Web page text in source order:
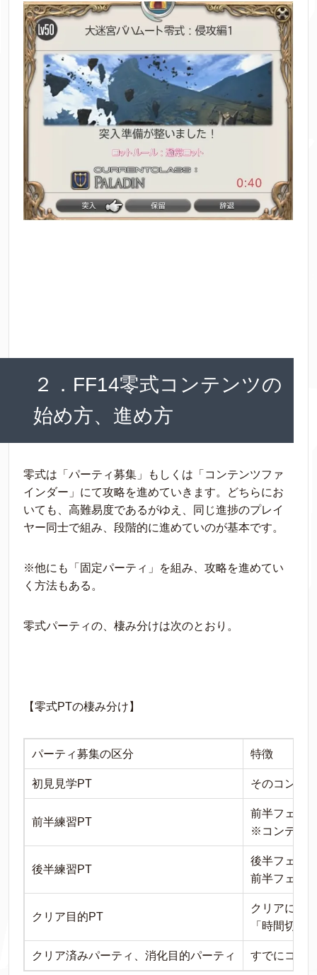
２．FF14零式コンテンツの
始め方、進め方
零式は「パーティ募集」もしくは「コンテンツファ
インダー」にて攻略を進めていきます。どちらにお
いても、高難易度であるがゆえ、同じ進捗のプレイ
ヤー同士で組み、段階的に進めていのが基本です。
※他にも「固定パーティ」を組み、攻略を進めてい
く方法もある。
零式パーティの、棲み分けは次のとおり。
【零式PTの棲み分け】
パーティ募集の区分 特徴
初見見学PT そのコンテ
前半練習PT
前半フェー
※コンテン
後半練習PT
後半フェー
前半フェー
クリア目的PT
クリアに向
「時間切れ
クリア済みパーティ、消化目的パーティ すでにコン